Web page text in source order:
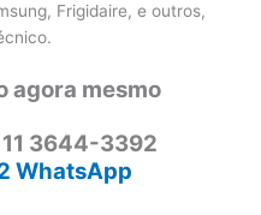
Frigidaire, e outros,
agora mesmo
3644-3392
WhatsApp